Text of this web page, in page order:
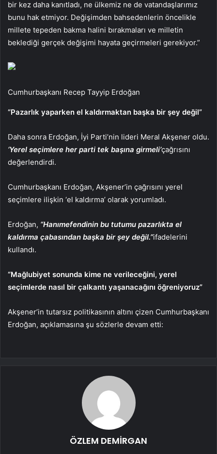
bir kez daha kanıtladı, ne ülkemiz ne de vatandaşlarımız
bunu hak etmiyor. Değişimden bahsedenlerin öncelikle
millete tepeden bakma halini bırakmaları ve milletin
beklediği gerçek değişimi hayata geçirmeleri gerekiyor.”
Cumhurbaşkanı Recep Tayyip Erdoğan
“Pazarlık yaparken el kaldırmaktan başka bir şey değil”
Daha sonra Erdoğan, İyi Parti’nin lideri Meral Akşener oldu.
‘Yerel seçimlere her parti tek başına girmeli’çağrısını
değerlendirdi.
Cumhurbaşkanı Erdoğan, Akşener’in çağrısını yerel
seçimlere ilişkin ‘el kaldırma’ olarak yorumladı.
Erdoğan, “Hanımefendinin bu tutumu pazarlıkta el
kaldırma çabasından başka bir şey değil.”ifadelerini
kullandı.
“Mağlubiyet sonunda kime ne verileceğini, yerel
seçimlerde nasıl bir çalkantı yaşanacağını öğreniyoruz”
Akşener’in tutarsız politikasının altını çizen Cumhurbaşkanı
Erdoğan, açıklamasına şu sözlerle devam etti:
ÖZLEM DEMİRGAN